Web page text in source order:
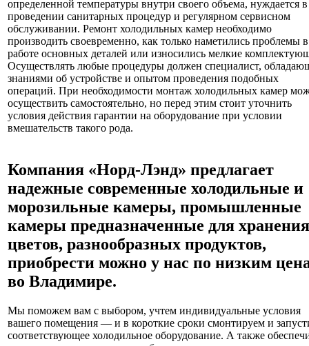
определенной температуры внутри своего объема, нуждается в
проведении санитарных процедур и регулярном сервисном
обслуживании. Ремонт холодильных камер необходимо
производить своевременно, как только наметились проблемы в
работе основных деталей или износились мелкие
Осуществлять любые процедуры должен специалист,
знаниями об устройстве и опытом проведения подобных
операций. При необходимости монтаж холодильных камер
осуществить самостоятельно, но перед этим стоит уточнить
условия действия гарантии на оборудование при условии
вмешательств такого рода.
Компания «Норд-Лэнд» предлагает
надежные современные холодильные и
морозильные камеры, промышленные
камеры предназначенные для хранения
цветов, разнообразных продуктов,
приобрести можно у нас по низким
во Владимире.
Мы поможем вам с выбором, учтем индивидуальные условия
вашего помещения — и в короткие сроки смонтируем и
соответствующее холодильное оборудование. А также